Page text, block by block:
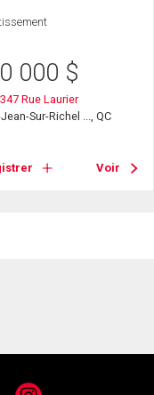
000 $
Rue Laurier
Sur-Richel ..., QC
Voir